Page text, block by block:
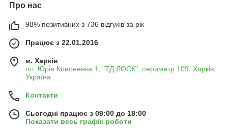
Про нас
98% позитивних з 736 відгуків за рік
Працює з 22.01.2016
м. Харків
пл. Юрія Кононенка 1, "ТД ЛОСК", периметр 109, Харків,
Україна
Контакти
Сьогодні працює з 09:00 до 18:00
Показати весь графік роботи